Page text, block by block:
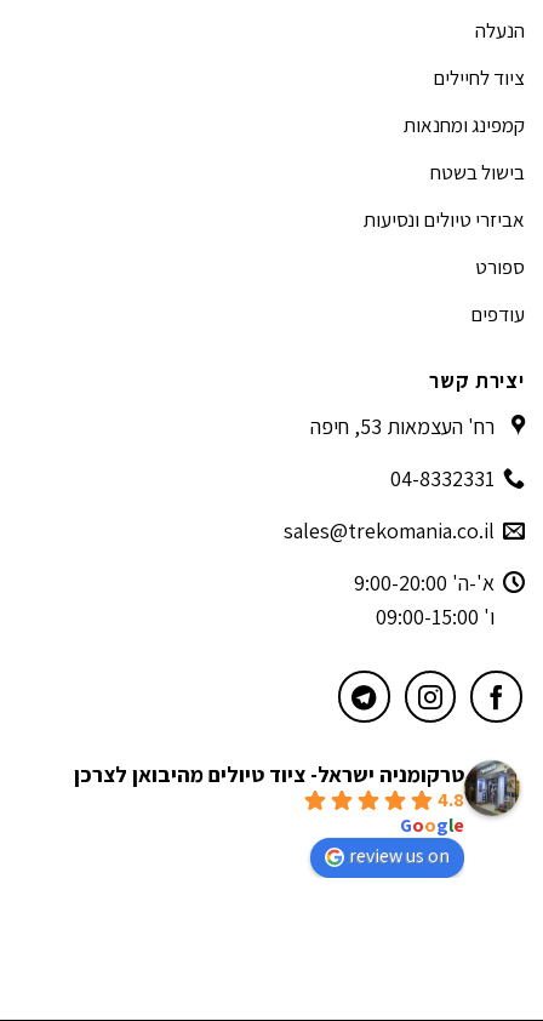
הנעלה
ציוד לחיילים
קמפינג ומחנאות
בישול בשטח
אביזרי טיולים ונסיעות
ספורט
עודפים
יצירת קשר
רח' העצמאות 53, חיפה
04-8332331
sales@trekomania.co.il
א'-ה' 9:00-20:00
ו' 09:00-15:00
טרקומניה ישראל- ציוד טיולים מהיבואן לצרכן
4.8
Google
review us on